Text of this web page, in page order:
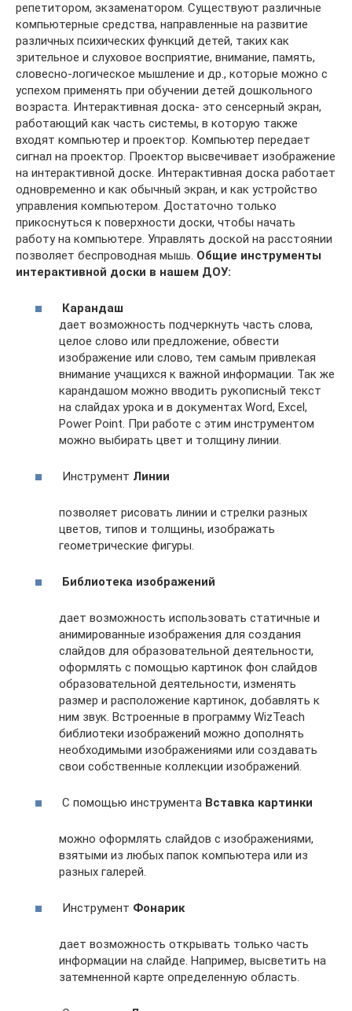
репетитором, экзаменатором. Существуют различные
компьютерные средства, направленные на развитие
различных психических функций детей, таких как
зрительное и слуховое восприятие, внимание, память,
словесно-логическое мышление и др., которые можно с
успехом применять при обучении детей дошкольного
возраста. Интерактивная доска- это сенсерный экран,
работающий как часть системы, в которую также
входят компьютер и проектор. Компьютер передает
сигнал на проектор. Проектор высвечивает изображение
на интерактивной доске. Интерактивная доска работает
одновременно и как обычный экран, и как устройство
управления компьютером. Достаточно только
прикоснуться к поверхности доски, чтобы начать
работу на компьютере. Управлять доской на расстоянии
позволяет беспроводная мышь. Общие инструменты
интерактивной доски в нашем ДОУ:
Карандаш
дает возможность подчеркнуть часть слова,
целое слово или предложение, обвести
изображение или слово, тем самым привлекая
внимание учащихся к важной информации. Так же
карандашом можно вводить рукописный текст
на слайдах урока и в документах Word, Excel,
Power Point. При работе с этим инструментом
можно выбирать цвет и толщину линии.
Инструмент Линии
позволяет рисовать линии и стрелки разных
цветов, типов и толщины, изображать
геометрические фигуры.
Библиотека изображений
дает возможность использовать статичные и
анимированные изображения для создания
слайдов для образовательной деятельности,
оформлять с помощью картинок фон слайдов
образовательной деятельности, изменять
размер и расположение картинок, добавлять к
ним звук. Встроенные в программу WizTeach
библиотеки изображений можно дополнять
необходимыми изображениями или создавать
свои собственные коллекции изображений.
С помощью инструмента Вставка картинки
можно оформлять слайдов с изображениями,
взятыми из любых папок компьютера или из
разных галерей.
Инструмент Фонарик
дает возможность открывать только часть
информации на слайде. Например, высветить на
затемненной карте определенную область.